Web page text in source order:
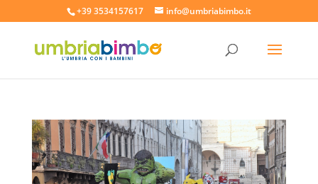
+39 3534157617 info@umbriabimbo.it